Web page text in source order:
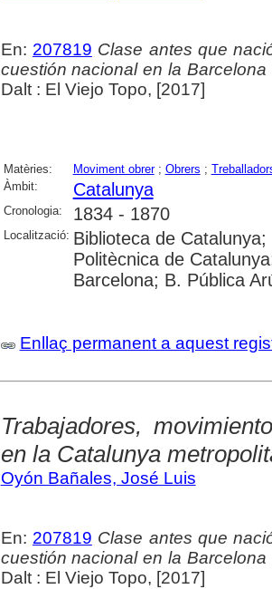
En: 207819 Clase antes que
cuestión nacional en la
Dalt : El Viejo Topo, [2017]
Matèries: Moviment obrer; Obrers ;
Àmbit:
Catalunya
Cronologia: 1834 - 1870
Localització: Biblioteca de
Politècnica de
Barcelona; B. Pública
Enllaç permanent a aquest
Trabajadores,
en la Catalunya
Oyón Bañales, José Luis
En: 207819 Clase antes que
cuestión nacional en la
Dalt : El Viejo Topo, [2017]